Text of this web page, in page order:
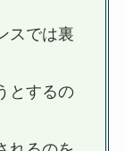
スでは裏
とするの